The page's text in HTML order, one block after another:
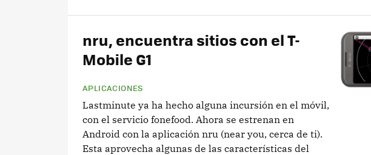
nru, encuentra sitios con el T-
Mobile G1
APLICACIONES
Lastminute ya ha hecho alguna incursión en el móvil,
con el servicio fonefood. Ahora se estrenan en
Android con la aplicación nru (near you, cerca de ti).
Esta aprovecha algunas de las características del